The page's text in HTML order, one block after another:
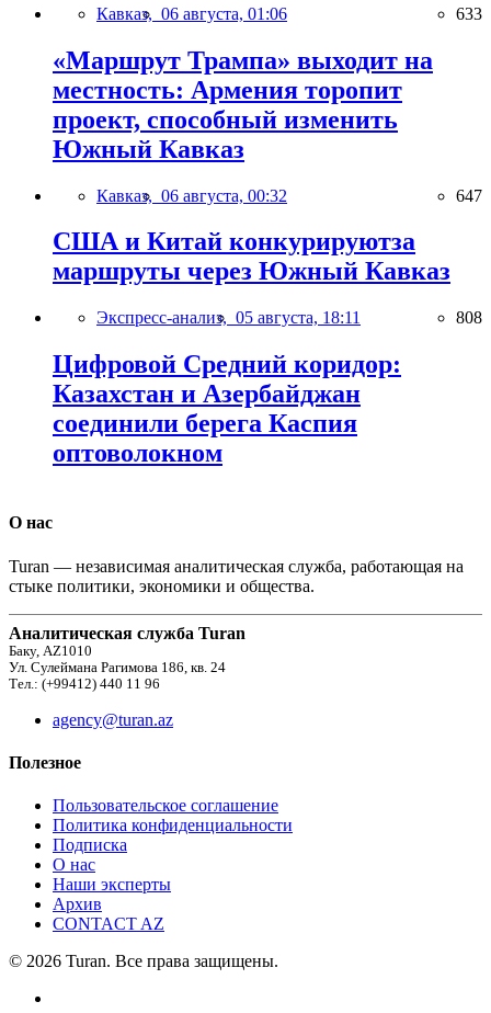
Кавказ, 06 августа, 01:06 633
«Маршрут Трампа» выходит на
местность: Армения торопит
проект, способный изменить
Южный Кавказ
Кавказ, 06 августа, 00:32 647
США и Китай конкурируютза
маршруты через Южный Кавказ
Экспресс-анализ, 05 августа, 18:11 808
Цифровой Средний коридор:
Казахстан и Азербайджан
соединили берега Каспия
оптоволокном
О нас
Turan — независимая аналитическая служба, работающая на
стыке политики, экономики и общества.
Аналитическая служба Turan
Баку, AZ1010
Ул. Сулеймана Рагимова 186, кв. 24
Тел.: (+99412) 440 11 96
agency@turan.az
Полезное
Пользовательское соглашение
Политика конфиденциальности
Подписка
О нас
Наши эксперты
Архив
CONTACT AZ
© 2026 Turan. Все права защищены.